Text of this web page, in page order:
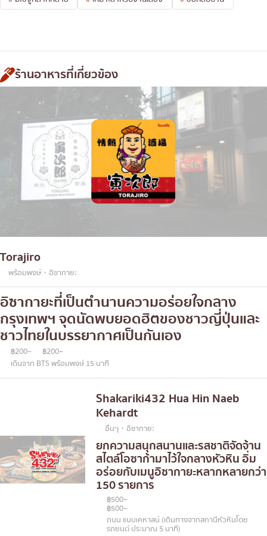
ร้านอาหารที่เกี่ยวข้อง
Torajiro
พร้อมพงษ์・อิซากายะ
อิซากายะที่เป็นตำนานความอร่อยใจกลาง
กรุงเทพฯ จุดนัดพบยอดฮิตของชาวญี่ปุ่นและ
ชาวไทยในบรรยากาศเป็นกันเอง
฿200~
฿200~
เดินจาก BTS พร้อมพงษ์ 15 นาที
Shakariki432 Hua Hin Naeb
Kehardt
อื่นๆ・อิซากายะ
ยกความสนุกสนานและรสชาติจัดจ้าน
สไตล์โอซาก้ามาไว้ใจกลางหัวหิน อิ่ม
อร่อยกับเมนูอิซากายะหลากหลายกว่า
150 รายการ
฿500~
฿500~
ถนน แนบเคหาสน์ (เดินทางจากสถานีหัวหินโดย
รถยนต์ ประมาณ 5 นาที)